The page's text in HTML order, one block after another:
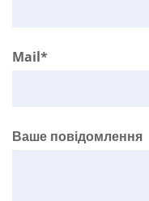
Mail*
Ваше повідомлення